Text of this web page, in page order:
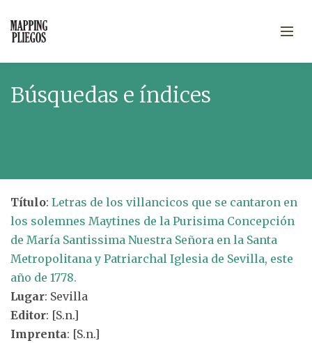
Búsquedas e índices
Título: Letras de los villancicos que se cantaron en
los solemnes Maytines de la Purisima Concepción
de María Santissima Nuestra Señora en la Santa
Metropolitana y Patriarchal Iglesia de Sevilla, este
año de 1778.
Lugar: Sevilla
Editor: [S.n.]
Imprenta: [S.n.]